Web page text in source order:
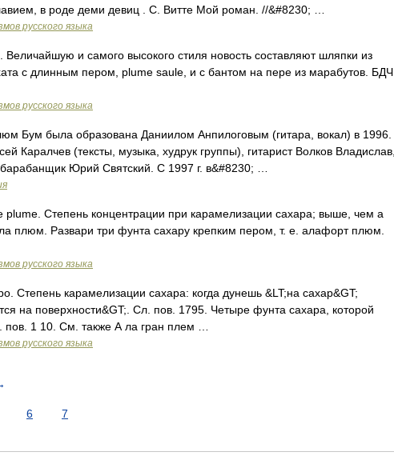
в роде деми девиц . С. Витте Мой роман. //&#8230; …
русского языка
и самого высокого стиля новость составляют шляпки из
с длинным пером, plume saule, и с бантом на пере из марабутов. БДЧ
русского языка
Бум была образована Даниилом Анпилоговым (гитара, вокал) в 1996.
Каралчев (тексты, музыка, худрук группы), гитарист Волков Владислав,
Юрий Святский. С 1997 г. в&#8230; …
Степень концентрации при карамелизации сахара; выше, чем а
плюм. Развари три фунта сахару крепким пером, т. е. алафорт плюм.
русского языка
Степень карамелизации сахара: когда дунешь &LT;на сахар&GT;
на поверхности&GT;. Сл. пов. 1795. Четыре фунта сахара, которой
1 10. См. также А ла гран плем …
русского языка
6 7